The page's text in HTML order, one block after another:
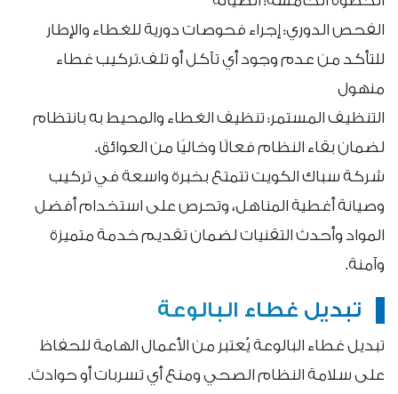
الفحص الدوري: إجراء فحوصات دورية للغطاء والإطار
للتأكد من عدم وجود أي تآكل أو تلف.تركيب غطاء
منهول
التنظيف المستمر: تنظيف الغطاء والمحيط به بانتظام
لضمان بقاء النظام فعالًا وخاليًا من العوائق.
شركة سباك الكويت تتمتع بخبرة واسعة في تركيب
وصيانة أغطية المناهل، وتحرص على استخدام أفضل
المواد وأحدث التقنيات لضمان تقديم خدمة متميزة
وآمنة.
تبديل غطاء البالوعة
تبديل غطاء البالوعة يُعتبر من الأعمال الهامة للحفاظ
على سلامة النظام الصحي ومنع أي تسربات أو حوادث.